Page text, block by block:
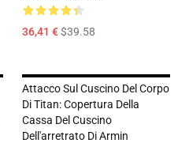
36,41 €$39.58
Attacco Sul Cuscino Del Corpo
Di Titan: Copertura Della
Cassa Del Cuscino
Dell'arretrato Di Armin